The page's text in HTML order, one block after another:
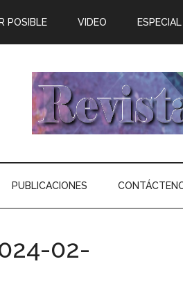
POSIBLE VIDEO
PUBLICACIONES
02-